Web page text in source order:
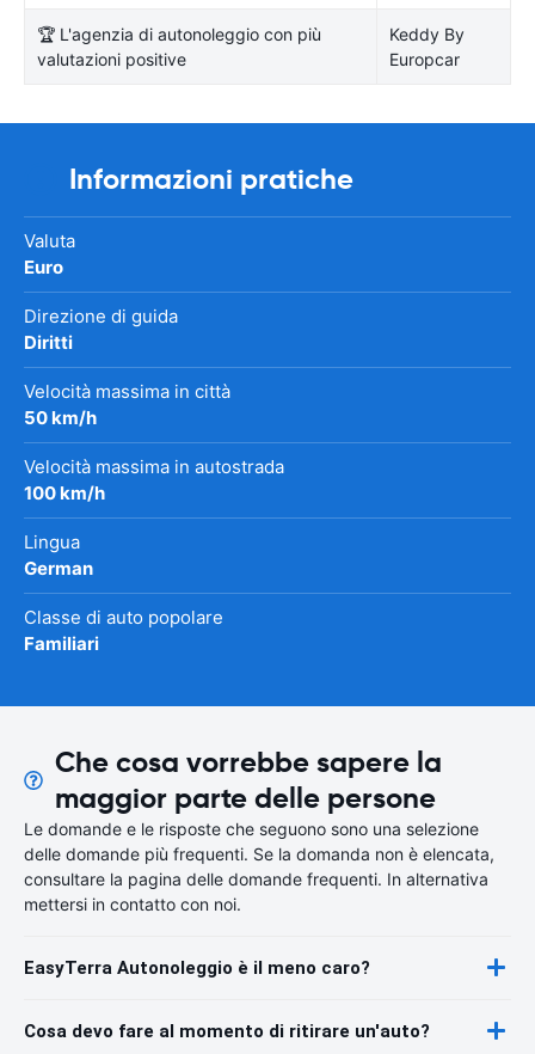
🏆 L'agenzia di autonoleggio con più
valutazioni positive
Keddy By
Europcar
Informazioni pratiche
Valuta
Euro
Direzione di guida
Diritti
Velocità massima in città
50 km/h
Velocità massima in autostrada
100 km/h
Lingua
German
Classe di auto popolare
Familiari
Che cosa vorrebbe sapere la
maggior parte delle persone
Le domande e le risposte che seguono sono una selezione
delle domande più frequenti. Se la domanda non è elencata,
consultare la pagina delle domande frequenti. In alternativa
mettersi in contatto con noi.
EasyTerra Autonoleggio è il meno caro?
Cosa devo fare al momento di ritirare un'auto?